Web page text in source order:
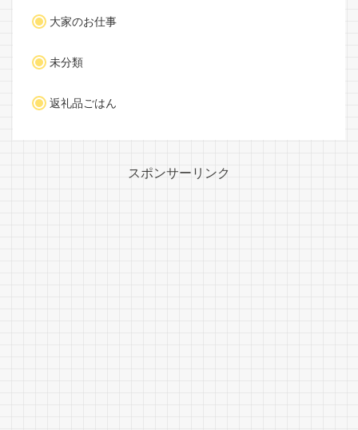
大家のお仕事
未分類
返礼品ごはん
スポンサーリンク